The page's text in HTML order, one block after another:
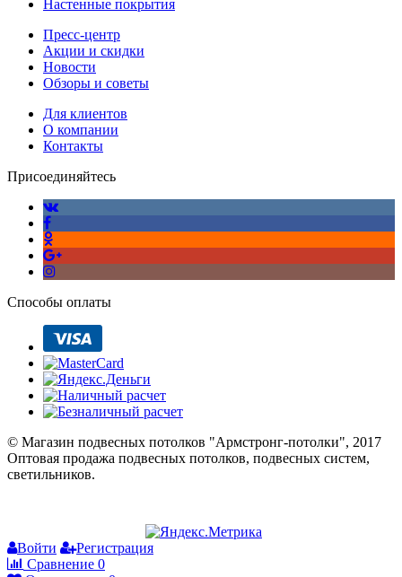
Настенные покрытия
Пресс-центр
Акции и скидки
Новости
Обзоры и советы
Для клиентов
О компании
Контакты
Присоединяйтесь
Способы оплаты
© Магазин подвесных потолков "Армстронг-потолки", 2017
Оптовая продажа подвесных потолков, подвесных систем,
светильников.
Войти
Регистрация
Сравнение 0